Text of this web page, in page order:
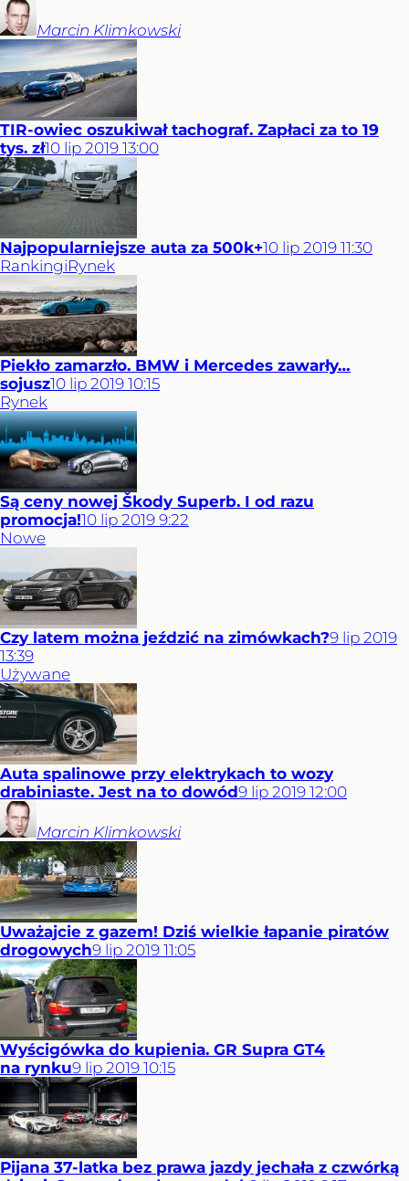
Marcin Klimkowski
TIR-owiec oszukiwał tachograf. Zapłaci za to 19
tys. zł10 lip 2019 13:00
Najpopularniejsze auta za 500k+10 lip 2019 11:30
RankingiRynek
Piekło zamarzło. BMW i Mercedes zawarły…
sojusz10 lip 2019 10:15
Rynek
Są ceny nowej Škody Superb. I od razu
promocja!10 lip 2019 9:22
Nowe
Czy latem można jeździć na zimówkach?9 lip 2019
13:39
Używane
Auta spalinowe przy elektrykach to wozy
drabiniaste. Jest na to dowód9 lip 2019 12:00
Marcin Klimkowski
Uważajcie z gazem! Dziś wielkie łapanie piratów
drogowych9 lip 2019 11:05
Wyścigówka do kupienia. GR Supra GT4
na rynku9 lip 2019 10:15
Pijana 37-latka bez prawa jazdy jechała z czwórką